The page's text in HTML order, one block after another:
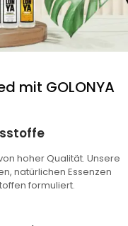
mit GOLONYA
hoher Qualität. Unsere
natürlichen Essenzen
formuliert.